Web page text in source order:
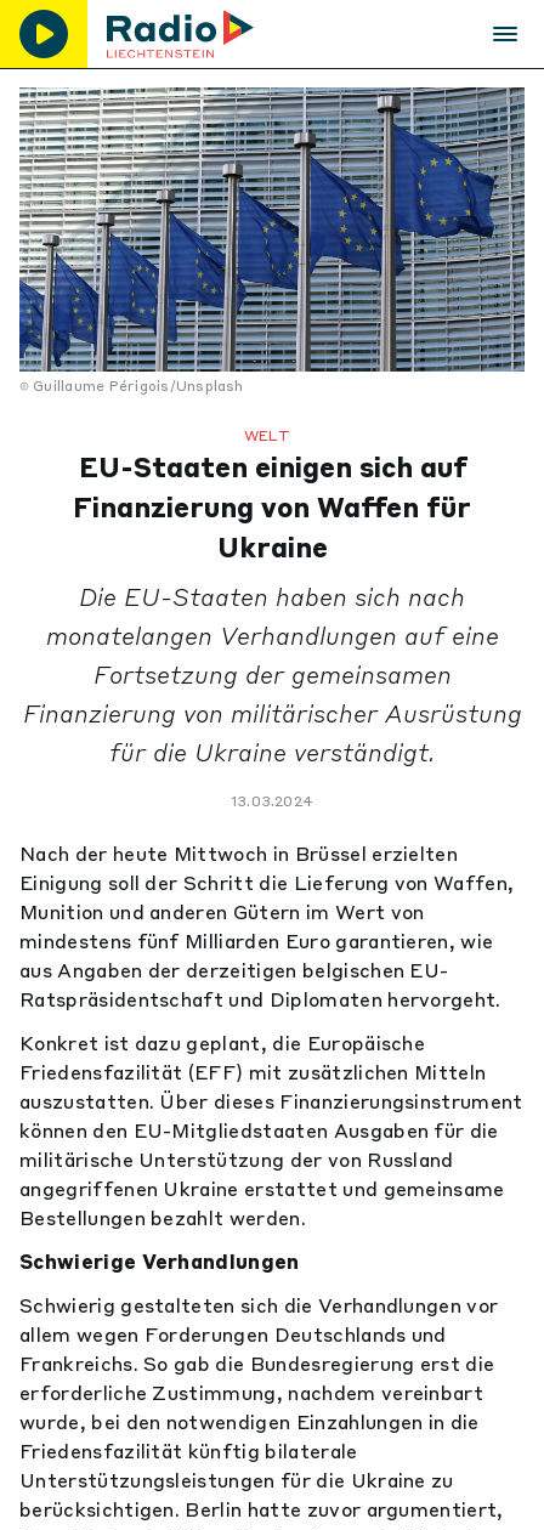
Guillaume Périgois/Unsplash
WELT
EU-Staaten einigen sich auf
Finanzierung von Waffen für
Ukraine
Die EU-Staaten haben sich nach
monatelangen Verhandlungen auf eine
Fortsetzung der gemeinsamen
Finanzierung von militärischer Ausrüstung
für die Ukraine verständigt.
13.03.2024
Nach der heute Mittwoch in Brüssel erzielten
Einigung soll der Schritt die Lieferung von Waffen,
Munition und anderen Gütern im Wert von
mindestens fünf Milliarden Euro garantieren, wie
aus Angaben der derzeitigen belgischen EU-
Ratspräsidentschaft und Diplomaten hervorgeht.
Konkret ist dazu geplant, die Europäische
Friedensfazilität (EFF) mit zusätzlichen Mitteln
auszustatten. Über dieses Finanzierungsinstrument
können den EU-Mitgliedstaaten Ausgaben für die
militärische Unterstützung der von Russland
angegriffenen Ukraine erstattet und gemeinsame
Bestellungen bezahlt werden.
Schwierige Verhandlungen
Schwierig gestalteten sich die Verhandlungen vor
allem wegen Forderungen Deutschlands und
Frankreichs. So gab die Bundesregierung erst die
erforderliche Zustimmung, nachdem vereinbart
wurde, bei den notwendigen Einzahlungen in die
Friedensfazilität künftig bilaterale
Unterstützungsleistungen für die Ukraine zu
berücksichtigen. Berlin hatte zuvor argumentiert,